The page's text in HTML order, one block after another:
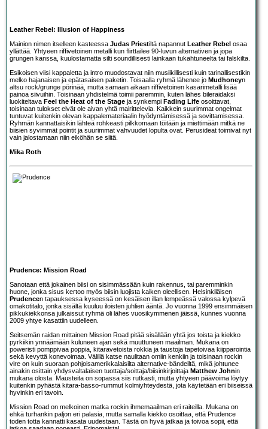
Leather Rebel: Illusion of Happiness
Mainion nimen itselleen kasteessa Judas Priestiltä napannut Leather Rebel osaa
yllättää. Yhtyeen riffivetoinen metalli kun flirttailee 90-luvun alternativen ja jopa
grungen kanssa, kuulostamatta silti soundillisesti lainkaan tukahtuneelta tai falskilta.
Esikoisen viisi kappaletta ja intro muodostavat niin musiikillisesti kuin tarinallisestikin
melko hajanaisen ja epätasaisen paketin. Toisaalla ryhmä lähenee jo Mudhoneyn
altsu rock/grunge pörinää, mutta samaan aikaan riffivetoinen kasarimetalli lisää
painoa siivuihin. Toisinaan yhdistelmä toimii paremmin, kuten lähes bileraidaksi
luokiteltava Feel the Heat of the Stage ja synkempi Fading Life osoittavat,
toisinaan tulokset eivät ole aivan yhtä mairittelevia. Kaikkein suurimmat ongelmat
tuntuvat kuitenkin olevan kappalemateriaalin hyödyntämisessä ja sovittamisessa.
Ryhmän kannattaisikin lähteä rohkeasti pilkkomaan töitään ja miettimään mitkä ne
biisien syvimmät pointit ja suurimmat vahvuudet lopulta ovat. Perusideat toimivat nyt
vain jalostamaan niin eiköhän se siitä.
Mika Roth
Prudence: Mission Road
Sanotaan että jokainen biisi on sisimmässään kuin rakennus, tai paremminkin
huone, jonka sisus kertoo myös biisin luojista kaiken oleellisen. Helsinkiläisen
Prudencen tapauksessa kyseessä on kesäisen illan lempeässä valossa kylpevä
omakotitalo, jonka sisältä kuuluu iloisten juhlien ääntä. Jo vuonna 1999 ensimmäisen
pikkukiekkonsa julkaissut ryhmä oli lähes vuosikymmenen jäissä, kunnes vuonna
2009 yhtye kasattiin uudelleen.
Seitsemän raidan mittainen Mission Road pitää sisällään yhtä jos toista ja kiekko
pyrkiikin ynnäämään kuluneen ajan sekä muuttuneen maailman. Mukana on
poweristi pomppivaa poppia, kitaravetoista rokkia ja taustoja tapetoivaa kiipparointia
sekä kevyttä konevoimaa. Välillä katse naulitaan omiin kenkiin ja toisinaan rockin
vire on kuin suoraan pohjoisamerikkalaisilta alternative-bändeiltä, mikä johtunee
ainakin osittain yhdysvaltalaisen tuottaja/soittaja/biisinkirjoittaja Matthew Johnin
mukana olosta. Mausteita on sopassa siis rutkasti, mutta yhtyeen päävoima löytyy
kuitenkin pyhästä kitara-basso-rummut kolmiyhteydestä, jota käytetään eri biiseissä
hyvinkin eri tavoin.
Mission Road on melkoinen matka rockin ihmemaailman eri raiteilla. Mukana on
ehkä turhankin paljon eri palasia, mutta samalla kiekko osoittaa, että Prudence
toden totta kannatti kasata uudestaan. Tästä on hyvä jatkaa ja toivoa sopii, että